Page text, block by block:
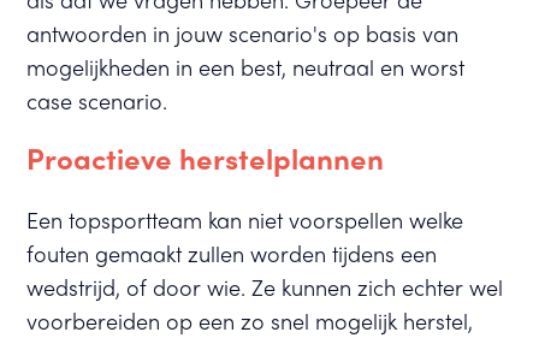
antwoorden in jouw scenario's op basis van
mogelijkheden in een best, neutraal en worst
case scenario.
Proactieve herstelplannen
Een topsportteam kan niet voorspellen welke
fouten gemaakt zullen worden tijdens een
wedstrijd, of door wie. Ze kunnen zich echter wel
voorbereiden op een zo snel mogelijk herstel,